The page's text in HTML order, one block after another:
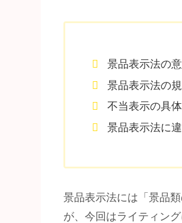
景品表示法の
景品表示法の
不当表示の具体
景品表示法に
景品表示法には「景品
が、今回はライティング